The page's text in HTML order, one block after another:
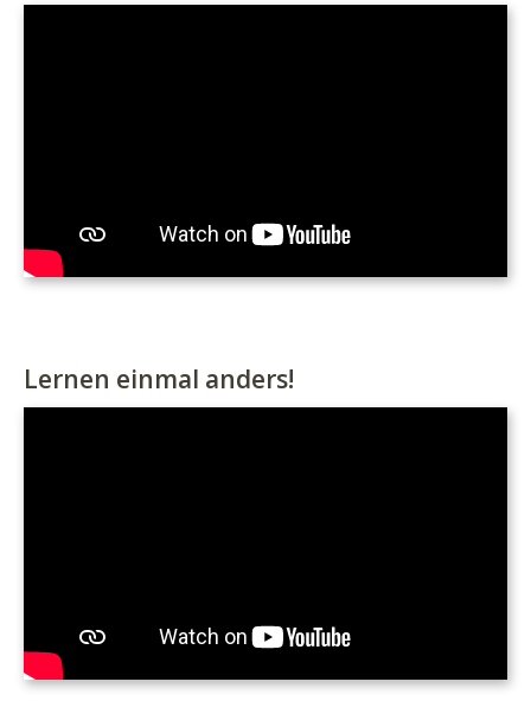
Lernen einmal anders!